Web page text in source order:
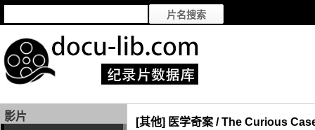
影片
[其他] 医学奇案 / The Curious